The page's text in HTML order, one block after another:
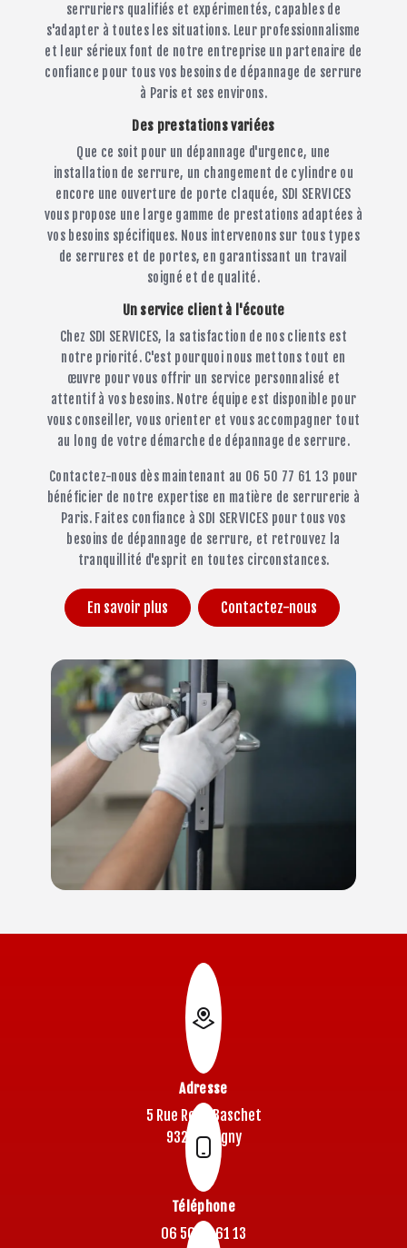
serruriers qualifiés et expérimentés, capables de
s'adapter à toutes les situations. Leur professionnalisme
et leur sérieux font de notre entreprise un partenaire de
confiance pour tous vos besoins de dépannage de serrure
à Paris et ses environs.
Des prestations variées
Que ce soit pour un dépannage d'urgence, une
installation de serrure, un changement de cylindre ou
encore une ouverture de porte claquée, SDI SERVICES
vous propose une large gamme de prestations adaptées à
vos besoins spécifiques. Nous intervenons sur tous types
de serrures et de portes, en garantissant un travail
soigné et de qualité.
Un service client à l'écoute
Chez SDI SERVICES, la satisfaction de nos clients est
notre priorité. C'est pourquoi nous mettons tout en
œuvre pour vous offrir un service personnalisé et
attentif à vos besoins. Notre équipe est disponible pour
vous conseiller, vous orienter et vous accompagner tout
au long de votre démarche de dépannage de serrure.
Contactez-nous dès maintenant au 06 50 77 61 13 pour
bénéficier de notre expertise en matière de serrurerie à
Paris. Faites confiance à SDI SERVICES pour tous vos
besoins de dépannage de serrure, et retrouvez la
tranquillité d'esprit en toutes circonstances.
En savoir plus Contactez-nous
Adresse
5 Rue René Baschet
93220 Gagny
Téléphone
06 50 77 61 13